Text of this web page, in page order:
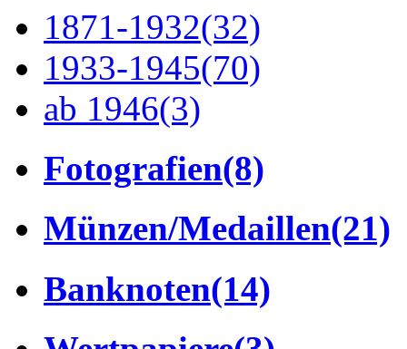
1871-1932(32)
1933-1945(70)
ab 1946(3)
Fotografien(8)
Münzen/Medaillen(21)
Banknoten(14)